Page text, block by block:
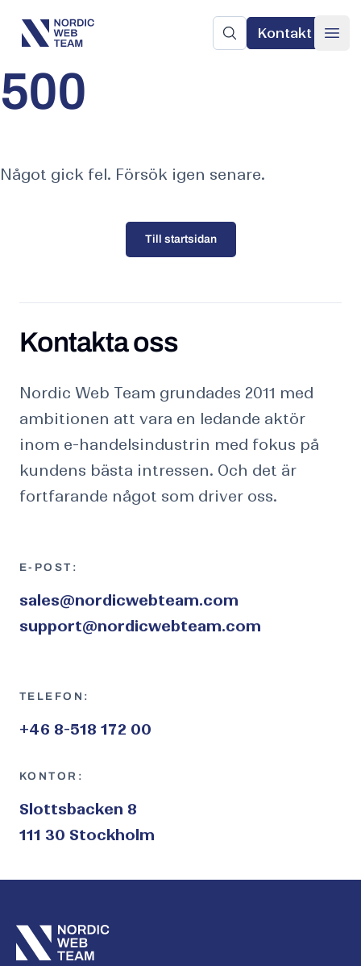
Nordic Web Team Sök på sajten
Kontakt
500
Något gick fel. Försök igen senare.
Till startsidan
Kontakta oss
Kontakta oss
Nordic Web Team grundades 2011 med
ambitionen att vara en ledande aktör
inom e-handelsindustrin med fokus på
kundens bästa intressen. Och det är
fortfarande något som driver oss.
E-POST:
sales@nordicwebteam.com
support@nordicwebteam.com
TELEFON:
+46 8-518 172 00
KONTOR:
Slottsbacken 8
111 30 Stockholm